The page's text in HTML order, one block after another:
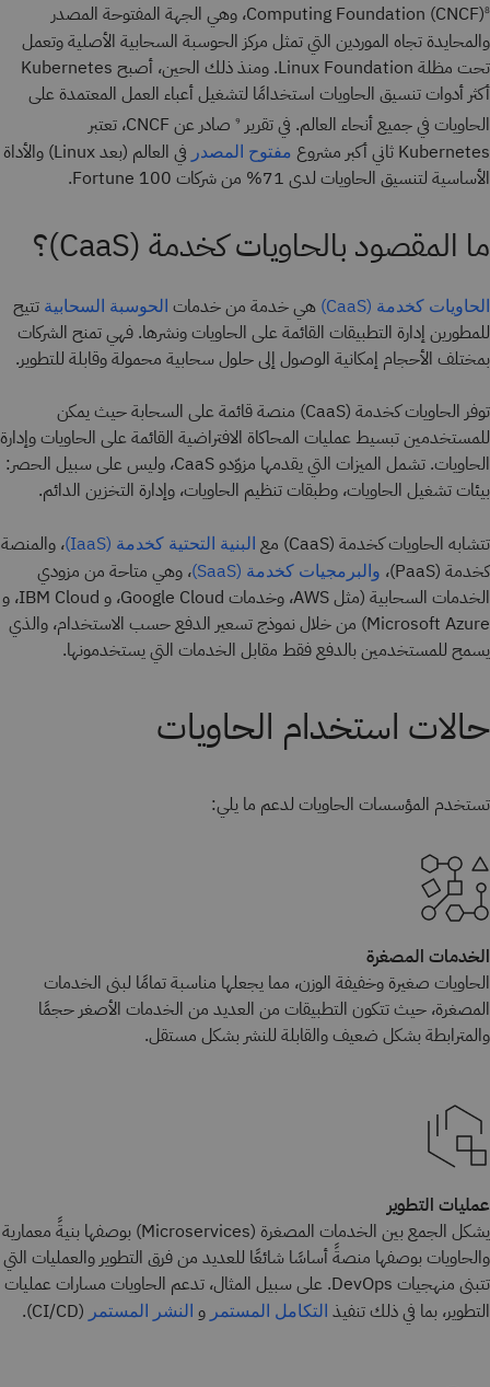
Computing Foundation (CNCF)8
، وهي الجهة المفتوحة المصدر
والمحايدة تجاه الموردين التي تمثل مركز الحوسبة السحابية الأصلية وتعمل
تحت مظلة Linux Foundation. ومنذ ذلك الحين، أصبح Kubernetes
أكثر أدوات تنسيق الحاويات استخدامًا لتشغيل أعباء العمل المعتمدة على
الحاويات في جميع أنحاء العالم. في تقرير 9
صادر عن CNCF، تعتبر
Kubernetes ثاني أكبر مشروع
مفتوح المصدر
في العالم (بعد Linux) والأداة
الأساسية لتنسيق الحاويات لدى 71% من شركات Fortune 100.
ما المقصود بالحاويات كخدمة (CaaS)؟
الحاويات كخدمة (CaaS) هي خدمة من خدمات الحوسبة السحابية تتيح
للمطورين إدارة التطبيقات القائمة على الحاويات ونشرها. فهي تمنح الشركات
بمختلف الأحجام إمكانية الوصول إلى حلول سحابية محمولة وقابلة للتطوير.
توفر الحاويات كخدمة (CaaS) منصة قائمة على السحابة حيث يمكن
للمستخدمين تبسيط عمليات المحاكاة الافتراضية القائمة على الحاويات وإدارة
الحاويات. تشمل الميزات التي يقدمها مزوّدو CaaS، وليس على سبيل الحصر:
بيئات تشغيل الحاويات، وطبقات تنظيم الحاويات، وإدارة التخزين الدائم.
تتشابه الحاويات كخدمة (CaaS) مع البنية التحتية كخدمة (IaaS)
، والمنصة
كخدمة (PaaS)،
والبرمجيات كخدمة (SaaS)
، وهي متاحة من مزودي
الخدمات السحابية (مثل AWS، وخدمات Google Cloud، و IBM Cloud، و
Microsoft Azure) من خلال نموذج تسعير الدفع حسب الاستخدام، والذي
يسمح للمستخدمين بالدفع فقط مقابل الخدمات التي يستخدمونها.
حالات استخدام الحاويات
تستخدم المؤسسات الحاويات لدعم ما يلي:
الخدمات المصغرة
الحاويات صغيرة وخفيفة الوزن، مما يجعلها مناسبة تمامًا لبنى الخدمات
المصغرة، حيث تتكون التطبيقات من العديد من الخدمات الأصغر حجمًا
والمترابطة بشكل ضعيف والقابلة للنشر بشكل مستقل.
عمليات التطوير
يشكل الجمع بين الخدمات المصغرة (Microservices) بوصفها بنيةً معمارية
والحاويات بوصفها منصةً أساسًا شائعًا للعديد من فرق التطوير والعمليات التي
تتبنى منهجيات DevOps. على سبيل المثال، تدعم الحاويات مسارات عمليات
التطوير، بما في ذلك تنفيذ التكامل المستمر و النشر المستمر (CI/CD).